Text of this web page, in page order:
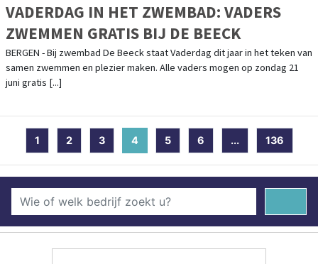
VADERDAG IN HET ZWEMBAD: VADERS
ZWEMMEN GRATIS BIJ DE BEECK
BERGEN - Bij zwembad De Beeck staat Vaderdag dit jaar in het teken van
samen zwemmen en plezier maken. Alle vaders mogen op zondag 21
juni gratis [...]
1 2 3 4 (current)
5 6 ... 136